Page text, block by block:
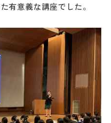
有意義な講座でした。